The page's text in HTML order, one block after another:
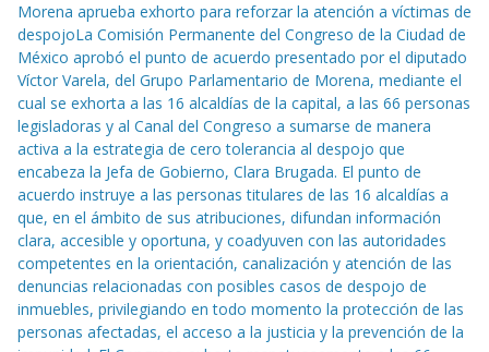
Morena aprueba exhorto para reforzar la atención a víctimas de
despojoLa Comisión Permanente del Congreso de la Ciudad de
México aprobó el punto de acuerdo presentado por el diputado
Víctor Varela, del Grupo Parlamentario de Morena, mediante el
cual se exhorta a las 16 alcaldías de la capital, a las 66 personas
legisladoras y al Canal del Congreso a sumarse de manera
activa a la estrategia de cero tolerancia al despojo que
encabeza la Jefa de Gobierno, Clara Brugada. El punto de
acuerdo instruye a las personas titulares de las 16 alcaldías a
que, en el ámbito de sus atribuciones, difundan información
clara, accesible y oportuna, y coadyuven con las autoridades
competentes en la orientación, canalización y atención de las
denuncias relacionadas con posibles casos de despojo de
inmuebles, privilegiando en todo momento la protección de las
personas afectadas, el acceso a la justicia y la prevención de la